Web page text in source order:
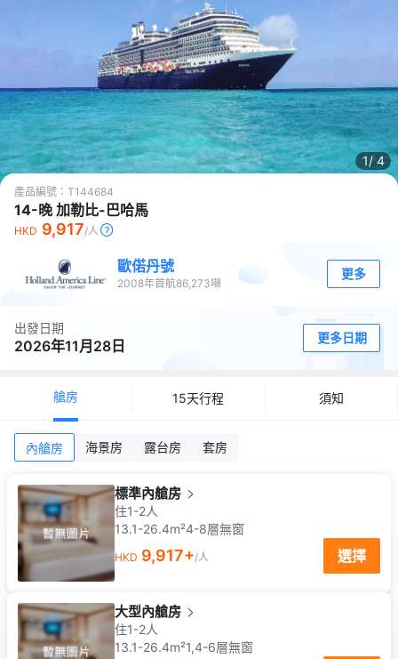
1/ 4
產品編號： T144684
14-晚 加勒比-巴哈馬
HKD 9,917/人
歐偌丹號
2008年首航86,273噸
更多
出發日期
2026年11月28日 更多日期
艙房 15天行程 須知
內艙房 海景房 露台房 套房
標準內艙房
住1-2人
13.1-26.4m²4-8層無窗
HKD 9,917+/人 選擇
大型內艙房
住1-2人
13.1-26.4m²1,4-6層無窗